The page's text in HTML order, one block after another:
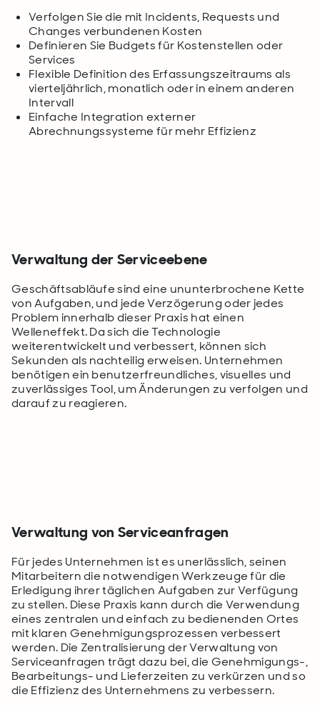
Verfolgen Sie die mit Incidents, Requests und
Changes verbundenen Kosten
Definieren Sie Budgets für Kostenstellen oder
Services
Flexible Definition des Erfassungszeitraums als
vierteljährlich, monatlich oder in einem anderen
Intervall
Einfache Integration externer
Abrechnungssysteme für mehr Effizienz
Verwaltung der Serviceebene
Geschäftsabläufe sind eine ununterbrochene Kette
von Aufgaben, und jede Verzögerung oder jedes
Problem innerhalb dieser Praxis hat einen
Welleneffekt. Da sich die Technologie
weiterentwickelt und verbessert, können sich
Sekunden als nachteilig erweisen. Unternehmen
benötigen ein benutzerfreundliches, visuelles und
zuverlässiges Tool, um Änderungen zu verfolgen und
darauf zu reagieren.
Verwaltung von Serviceanfragen
Für jedes Unternehmen ist es unerlässlich, seinen
Mitarbeitern die notwendigen Werkzeuge für die
Erledigung ihrer täglichen Aufgaben zur Verfügung
zu stellen. Diese Praxis kann durch die Verwendung
eines zentralen und einfach zu bedienenden Ortes
mit klaren Genehmigungsprozessen verbessert
werden. Die Zentralisierung der Verwaltung von
Serviceanfragen trägt dazu bei, die Genehmigungs-,
Bearbeitungs- und Lieferzeiten zu verkürzen und so
die Effizienz des Unternehmens zu verbessern.